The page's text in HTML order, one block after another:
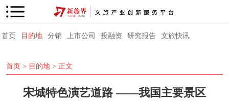
首页 目的地 分销 上市公司 投融资 研究报告 文旅快讯
首页 > 目的地 > 正文
宋城特色演艺道路 ——我国主要景区